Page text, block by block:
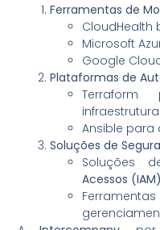
Ferramentas de
CloudHealth
Microsoft
Google
Plataformas de
Terraform
Ansible para
Soluções de
Soluções
Acessos (IAM)